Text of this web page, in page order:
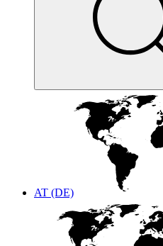
AT (DE)